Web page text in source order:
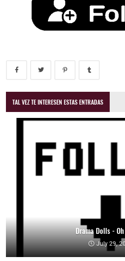
TAL VEZ TE INTERESEN ESTAS ENTRADAS
Drama Dolls -
July 29,